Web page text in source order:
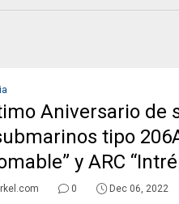
Aniversario de
tipo
y ARC
0 Dec 06, 2022